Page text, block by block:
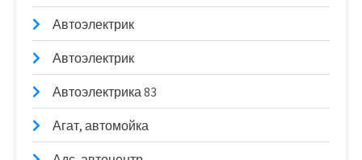
Автоэлектрик
Автоэлектрик
Автоэлектрика 83
Агат, автомойка